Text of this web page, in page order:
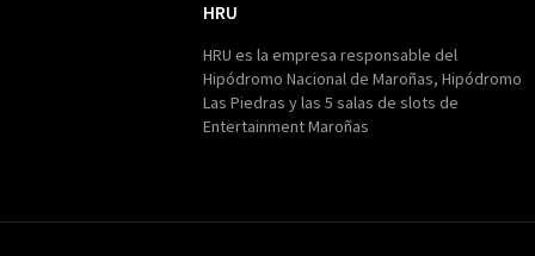
HRU
HRU es la empresa responsable del
Hipódromo Nacional de Maroñas, Hipódromo
Las Piedras y las 5 salas de slots de
Entertainment Maroñas